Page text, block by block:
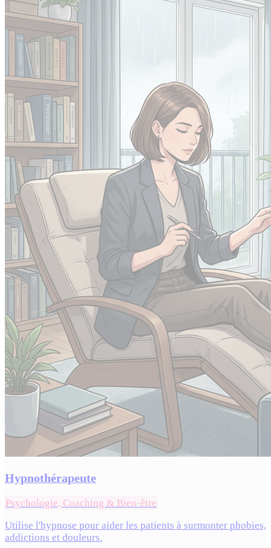
Hypnothérapeute
Psychologie, Coaching & Bien-être
Utilise l'hypnose pour aider les patients à surmonter phobies,
addictions et douleurs.